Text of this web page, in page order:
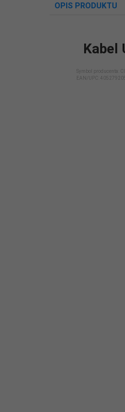
OPIS PRODUKTU
Kabel
Symbol producenta:
EAN/UPC:
Długość kabla
(m):